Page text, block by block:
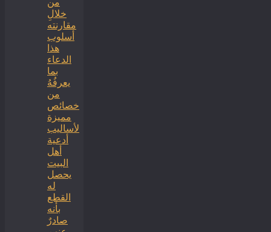
من
خلالِ
مقارنته
أسلوب
هذا
الدعاء
بما
يعرفُهُ
من
خصائص
مميزة
لأساليب
أدعية
أهل
البيت
يحصل
له
القطع
بأنه
صادرٌ